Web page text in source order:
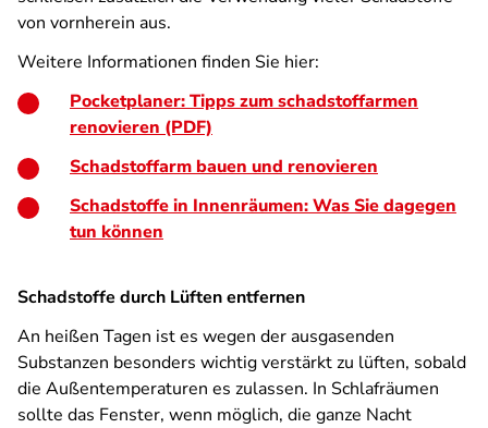
von vornherein aus.
Weitere Informationen finden Sie hier:
Pocketplaner: Tipps zum schadstoffarmen
renovieren (PDF)
Schadstoffarm bauen und renovieren
Schadstoffe in Innenräumen: Was Sie dagegen
tun können
Schadstoffe durch Lüften entfernen
An heißen Tagen ist es wegen der ausgasenden
Substanzen besonders wichtig verstärkt zu lüften, sobald
die Außentemperaturen es zulassen. In Schlafräumen
sollte das Fenster, wenn möglich, die ganze Nacht